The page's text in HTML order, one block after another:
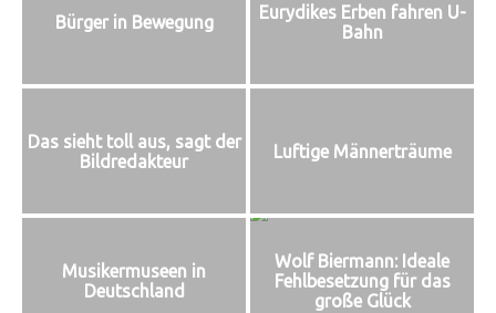
Bürger in Bewegung
Eurydikes Erben fahren U-
Bahn
Das sieht toll aus, sagt der
Bildredakteur
Luftige Männerträume
Musikermuseen in
Deutschland
Wolf Biermann: Ideale
Fehlbesetzung für das
große Glück